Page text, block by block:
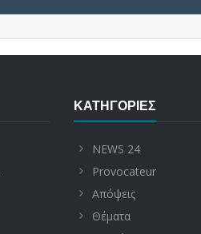
ΚΑΤΗΓΟΡΊΕΣ
NEWS 24
Provocateur
Απόψεις
Θέματα